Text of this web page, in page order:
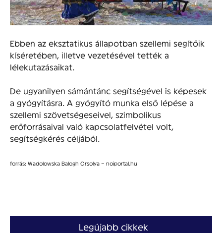
Ebben az eksztatikus állapotban szellemi segítőik
kíséretében, illetve vezetésével tették a
lélekutazásaikat.
De ugyanilyen sámántánc segítségével is képesek
a gyógyításra. A gyógyító munka első lépése a
szellemi szövetségeseivel, szimbolikus
erőforrásaival való kapcsolatfelvétel volt,
segítségkérés céljából.
forrás: Wadolowska Balogh Orsolya – noiportal.hu
Legújabb cikkek